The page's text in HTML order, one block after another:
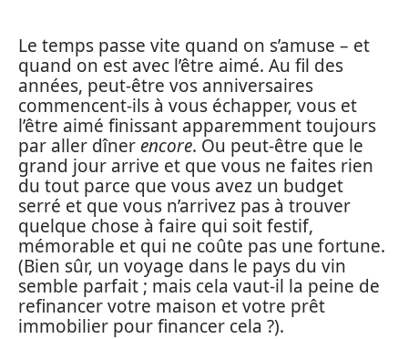
Le temps passe vite quand on s’amuse – et
quand on est avec l’être aimé. Au fil des
années, peut-être vos anniversaires
commencent-ils à vous échapper, vous et
l’être aimé finissant apparemment toujours
par aller dîner encore. Ou peut-être que le
grand jour arrive et que vous ne faites rien
du tout parce que vous avez un budget
serré et que vous n’arrivez pas à trouver
quelque chose à faire qui soit festif,
mémorable et qui ne coûte pas une fortune.
(Bien sûr, un voyage dans le pays du vin
semble parfait ; mais cela vaut-il la peine de
refinancer votre maison et votre prêt
immobilier pour financer cela ?).